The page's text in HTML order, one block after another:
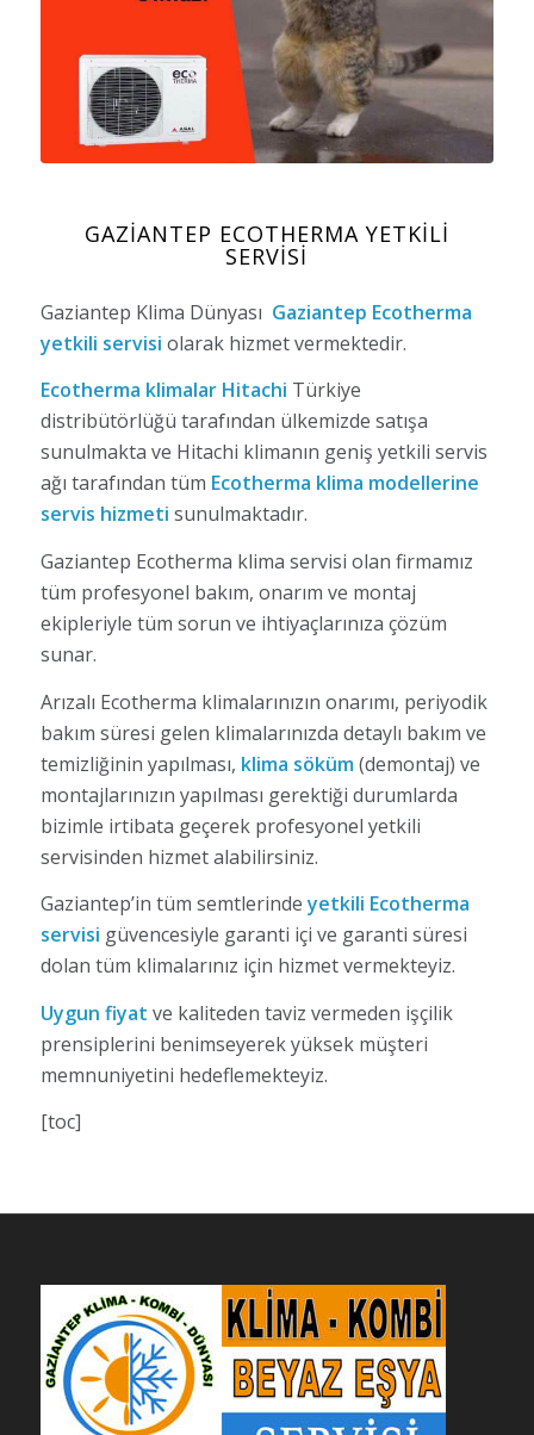
GAZIANTEP ECOTHERMA YETKILI
SERVISI
Gaziantep Klima Dünyası Gaziantep Ecotherma
yetkili servisi olarak hizmet vermektedir.
Ecotherma klimalar Hitachi Türkiye
distribütörlüğü tarafından ülkemizde satışa
sunulmakta ve Hitachi klimanın geniş yetkili servis
ağı tarafından tüm Ecotherma klima modellerine
servis hizmeti sunulmaktadır.
Gaziantep Ecotherma klima servisi olan firmamız
tüm profesyonel bakım, onarım ve montaj
ekipleriyle tüm sorun ve ihtiyaçlarınıza çözüm
sunar.
Arızalı Ecotherma klimalarınızın onarımı, periyodik
bakım süresi gelen klimalarınızda detaylı bakım ve
temizliğinin yapılması, klima söküm(demontaj) ve
montajlarınızın yapılması gerektiği durumlarda
bizimle irtibata geçerek profesyonel yetkili
servisinden hizmet alabilirsiniz.
Gaziantep’in tüm semtlerindeyetkili Ecotherma
servisi güvencesiyle garanti içi ve garanti süresi
dolan tüm klimalarınız için hizmet vermekteyiz.
Uygun fiyat ve kaliteden taviz vermeden işçilik
prensiplerini benimseyerek yüksek müşteri
memnuniyetini hedeflemekteyiz.
[toc]